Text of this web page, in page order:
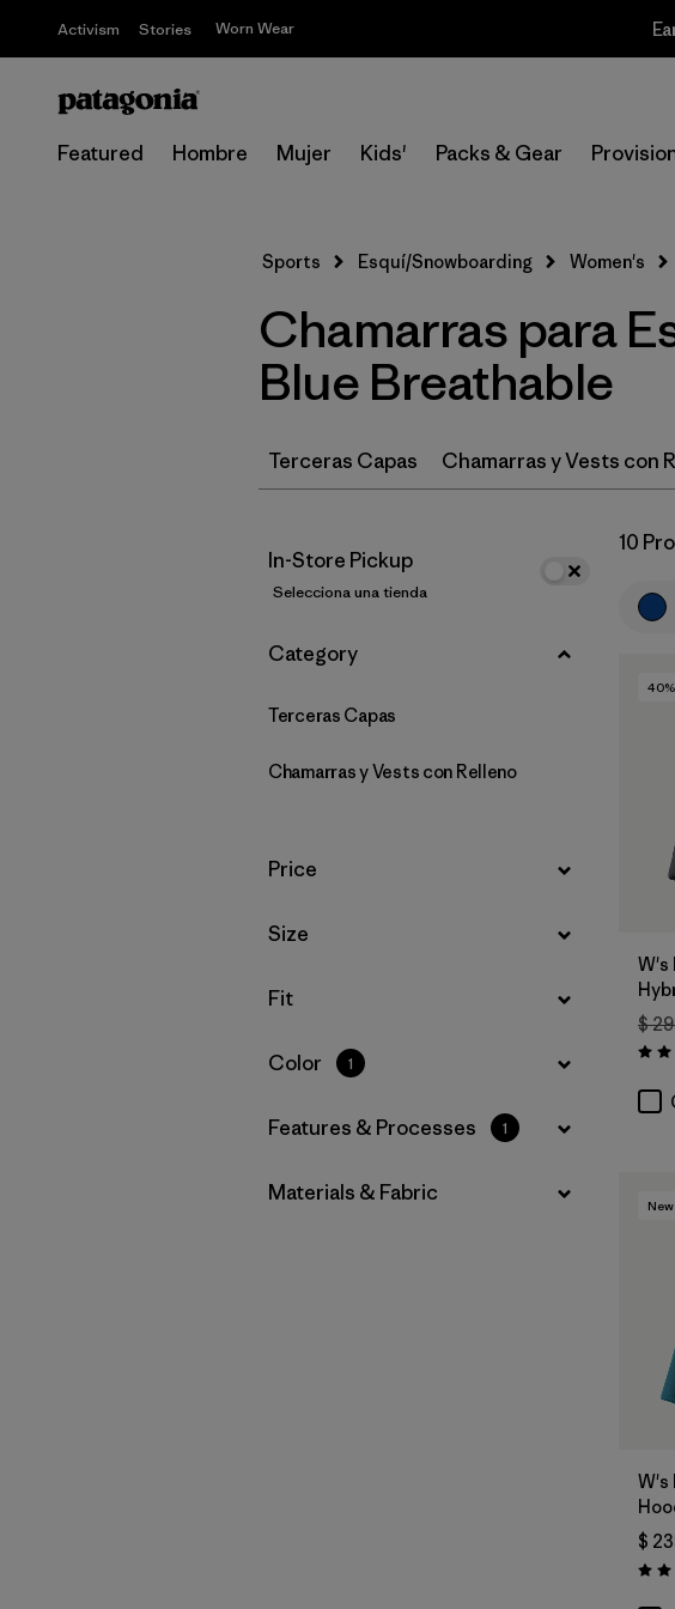
Activism Stories Worn Wear
Featured Hombre Mujer Kids' Packs & GearSelecciona una
Filtrar por
Price
Filtrar por
Size
Filtrar por
Fit
Filtrar por
Color 1
Filtrar por
Features &
Filtrar por
Materials &
Sports Esquí/Snowboarding Women's
Chamarras para
Blue Breathable
Terceras Capas Chamarras y Vests con
In-Store Pickup
Selecciona una tienda
Filtrar por
Category
Terceras Capas
Chamarras y Vests con Relleno
Filtrar por
Price
Filtrar por
Size
Filtrar por
Fit
Filtrar por
Color 1
Filtrar por
Features & Processes 1
Filtrar por
Materials & Fabric
10
40
W's
$
New
W's
$